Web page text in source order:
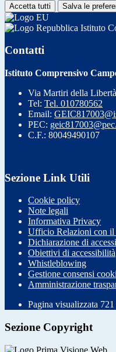
Accetta tutti Salva le
Istituto
Contatti
Istituto Comprensivo
Via Martiri della
Tel: Tel. 010780562
Email:
PEC:
C.F.: 80049490107
Sezione Link Utili
Cookie policy
Note legali
Informativa Privacy
Ufficio Relazioni con il
Dichiarazione di
Obiettivi di accessibilità
Whistleblowing
Gestione consensi
Amministrazione
Pagina visualizzata 721
Sezione Copyright